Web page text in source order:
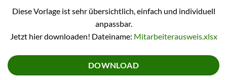
Diese Vorlage ist sehr übersichtlich, einfach und individuell
anpassbar.
Jetzt hier downloaden! Dateiname: Mitarbeiterausweis.xlsx
DOWNLOAD